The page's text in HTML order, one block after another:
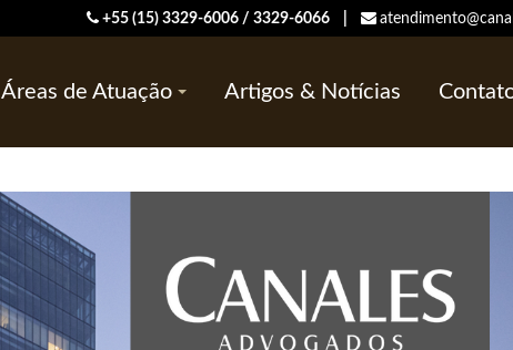
+55 (15) 3329-6006 / 3329-6066 |
Áreas de Atuação Artigos & Notícias